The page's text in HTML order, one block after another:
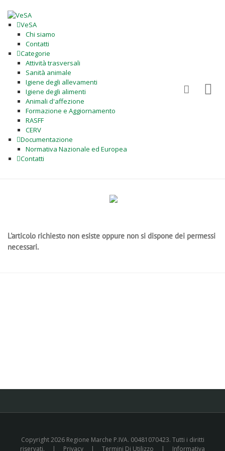
VeSA
Chi siamo
Contatti
Categorie
Attività trasversali
Sanità animale
Igiene degli allevamenti
Igiene degli alimenti
Animali d'affezione
Formazione e Aggiornamento
RASFF
CERV
Documentazione
Normativa Nazionale ed Europea
Contatti
L'articolo richiesto non esiste oppure non si dispone dei permessi
necessari.
Copyright 2026 Regione Marche P.IVA. 00481070423. Tutti i diritti
riservati.
| Privacy | Termini Di Utilizzo | Informativa